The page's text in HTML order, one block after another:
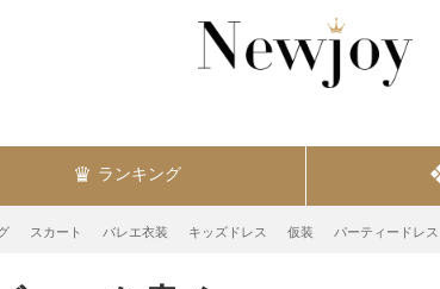
ランキング
スカート バレエ衣装 キッズドレス 仮装 パーティードレス